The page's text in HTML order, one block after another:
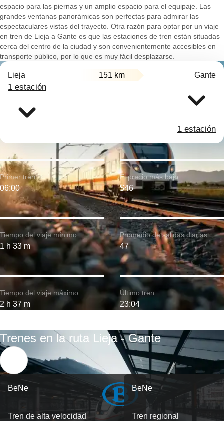
espacio para las piernas y un amplio espacio para el equipaje. Las
grandes ventanas panorámicas son perfectas para admirar las
espectaculares vistas del trayecto. Otra razón para optar por un viaje
en tren de Lieja a Gante es que las estaciones de tren están situadas
cerca del centro de la ciudad y son convenientemente accesibles en
transporte público, por lo que es muy fácil desplazarse.
Lieja 151 km Gante
1 estación
1 estación
Tiempo del viaje mínimo:
1 h 33 m
Primer tren:
06:00
Tiempo del viaje máximo:
2 h 37 m
El precio más bajo:
$46
Promedio de salidas diarias:
47
Último tren:
23:04
Trenes en la ruta Lieja - Gante
BeNe
Tren de alta velocidad
BeNe
Tren regional